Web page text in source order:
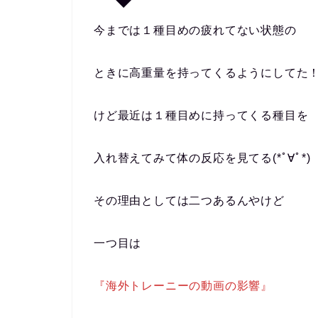
今までは１種目めの疲れてない状態の
ときに高重量を持ってくるようにしてた
けど最近は１種目めに持ってくる種目を
入れ替えてみて体の反応を見てる(*ﾟ∀ﾟ*)
その理由としては二つあるんやけど
一つ目は
『海外トレーニーの動画の影響』